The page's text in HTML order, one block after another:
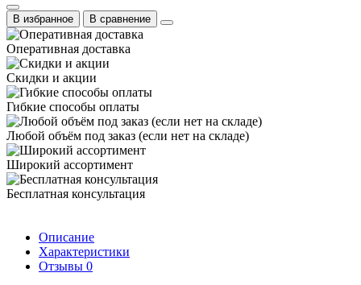
В избранное В сравнение
Оперативная доставка
Скидки и акции
Гибкие способы оплаты
Любой объём под заказ (если нет на складе)
Широкий ассортимент
Бесплатная консультация
Описание
Характеристики
Отзывы 0